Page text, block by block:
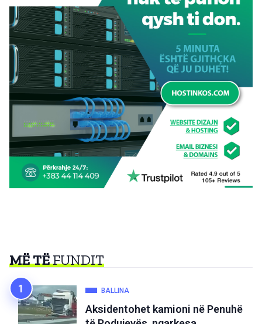
MË TËFUNDIT
BALLINA
Aksidentohet kamioni në Penuhë